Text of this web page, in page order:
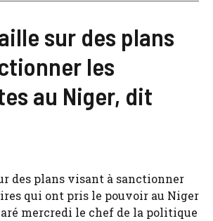
sur des plans
les
au Niger, dit
des plans visant à sanctionner
qui ont pris le pouvoir au Niger
mercredi le chef de la politique